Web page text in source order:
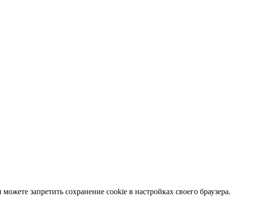
запретить сохранение cookie в настройках своего браузера.